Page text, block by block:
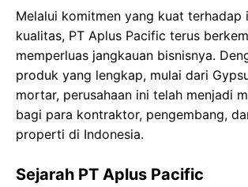
Melalui komitmen yang kuat terhadap
kualitas, PT Aplus Pacific terus
memperluas jangkauan bisnisnya.
produk yang lengkap, mulai dari
mortar, perusahaan ini telah menjadi
bagi para kontraktor, pengembang,
properti di Indonesia.
Sejarah PT Aplus Pacific